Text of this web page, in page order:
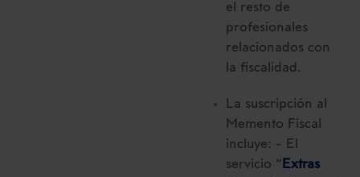
el resto de
profesionales
relacionados con
la fiscalidad.
La suscripción al
Memento Fiscal
incluye: - El
servicio “Extras